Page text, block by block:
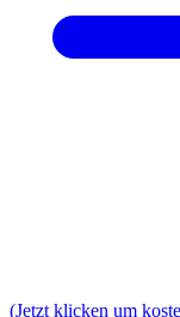
(Jetzt klicken um